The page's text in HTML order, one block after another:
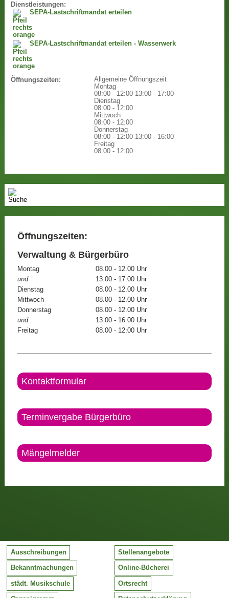
Dienstleistungen:
SEPA-Lastschriftmandat erteilen
SEPA-Lastschriftmandat erteilen - Wasserwerk
Öffnungszeiten:
Allgemeine Öffnungszeit
Montag
08:00 - 12:00 13:00 - 17:00
Dienstag
08:00 - 12:00
Mittwoch
08:00 - 12:00
Donnerstag
08:00 - 12:00 13:00 - 16:00
Freitag
08:00 - 12:00
Öffnungszeiten:
Verwaltung & Bürgerbüro
Montag
08.00 - 12.00 Uhr
und
13.00 - 17.00 Uhr
Dienstag
08.00 - 12.00 Uhr
Mittwoch
08.00 - 12.00 Uhr
Donnerstag
08.00 - 12.00 Uhr
und
13.00 - 16.00 Uhr
Freitag
08.00 - 12:00 Uhr
Kontaktformular
Terminvergabe Bürgerbüro
Mängelmelder
Ausschreibungen Stellenangebote
Bekanntmachungen Online-Bücherei
städt. Musikschule Ortsrecht